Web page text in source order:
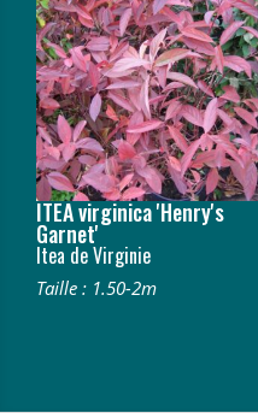
ITEA virginica 'Henry's
Garnet'
Itea de Virginie
Taille : 1.50-2m